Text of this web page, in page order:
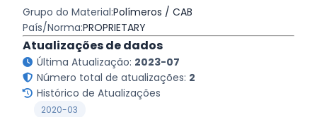
Grupo do Material:Polímeros / CAB
País/Norma:PROPRIETARY
Atualizações de dados
Última Atualização: 2023-07
Número total de atualizações: 2
Histórico de Atualizações
2020-03